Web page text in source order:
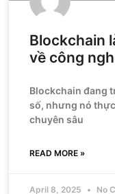
Blockchain
về công
Blockchain đang
số, nhưng nó
chuyên sâu
READ MORE »
April 8, 2025 No